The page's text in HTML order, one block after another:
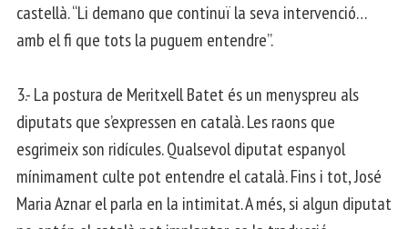
castellà. “Li demano que continuï la seva intervenció…
amb el fi que tots la puguem entendre”.
3.- La postura de Meritxell Batet és un menyspreu als
diputats que s’expressen en català. Les raons que
esgrimeix son ridícules. Qualsevol diputat espanyol
mínimament culte pot entendre el català. Fins i tot, José
Maria Aznar el parla en la intimitat. A més, si algun diputat